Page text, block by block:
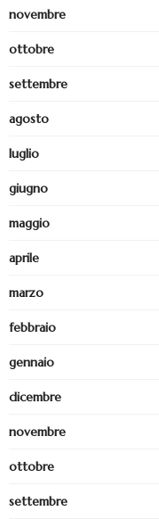
novembre
ottobre
settembre
agosto
luglio
giugno
maggio
aprile
marzo
febbraio
gennaio
dicembre
novembre
ottobre
settembre